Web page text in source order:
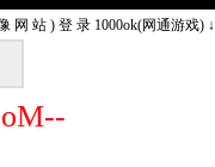
网 站 ) 登 录 1000ok(网通游戏) ↓